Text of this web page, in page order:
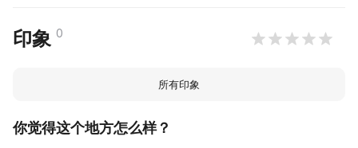
印象 0
所有印象
你觉得这个地方怎么样？